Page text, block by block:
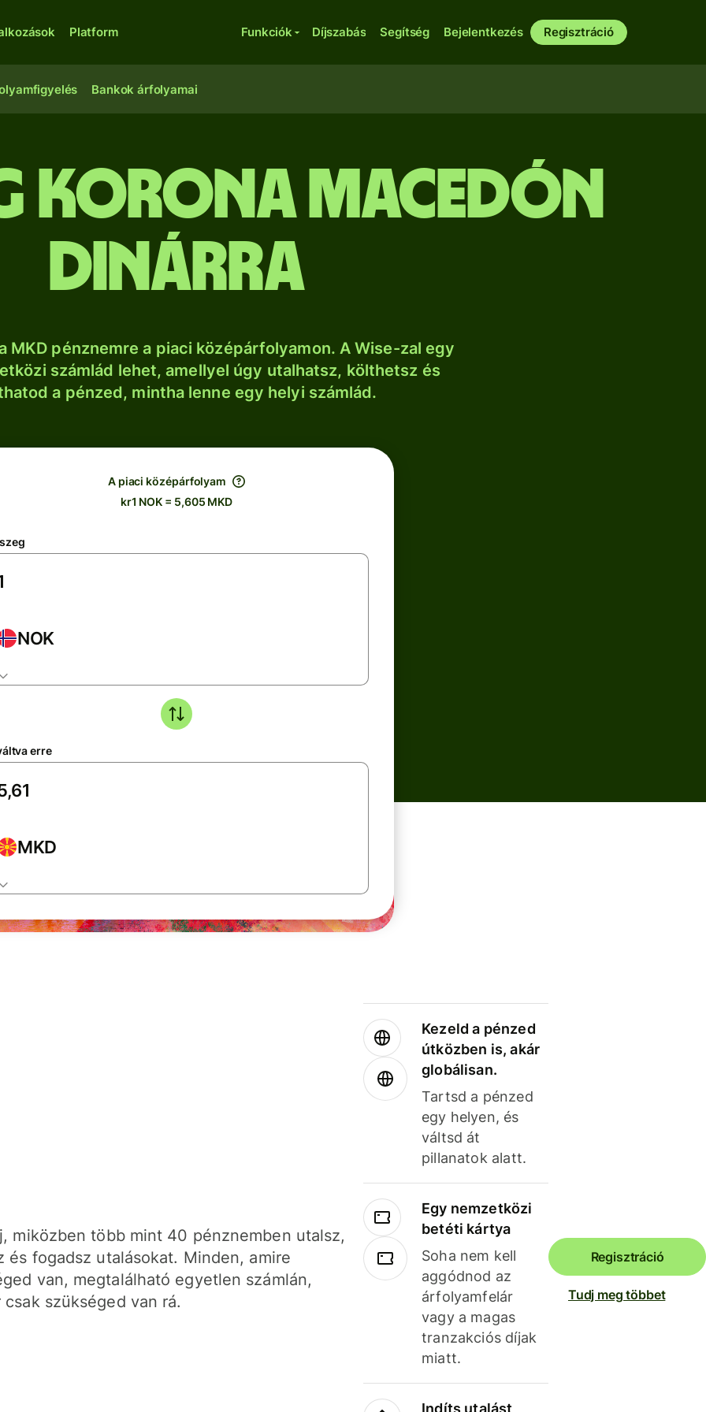
Platform Funkciók Díjszabás Segítség Bejelentkezés Regisztráció
Bankok árfolyamai
korona macedón
dinárra
MKD pénznemre a piaci középárfolyamon. A Wise-zal egy
számlád lehet, amellyel úgy utalhatsz, költhetsz és
a pénzed, mintha lenne egy helyi számlád.
A piaci középárfolyam
kr1 NOK = 5,605 MKD
NOK
erre
MKD
miközben több mint 40 pénznemben utalsz,
és fogadsz utalásokat. Minden, amire
van, megtalálható egyetlen számlán,
csak szükséged van rá.
Kezeld a pénzed
útközben is, akár
globálisan.
Tartsd a pénzed
egy helyen, és
váltsd át
pillanatok alatt.
Egy nemzetközi
betéti kártya
Soha nem kell
aggódnod az
árfolyamfelár
vagy a magas
tranzakciós díjak
miatt.
Indíts utalást
Regisztráció
Tudj meg többet